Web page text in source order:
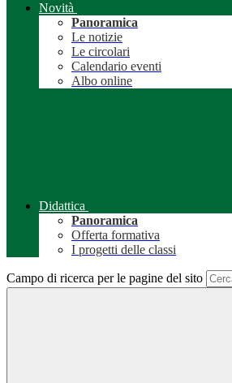
Novità
Panoramica
Le notizie
Le circolari
Calendario eventi
Albo online
Didattica
Panoramica
Offerta formativa
I progetti delle classi
Campo di ricerca per le pagine del sito